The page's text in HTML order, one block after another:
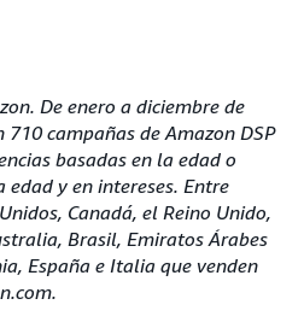
De enero a diciembre de
campañas de Amazon DSP
basadas en la edad o
edad y en intereses. Entre
Canadá, el Reino Unido,
Brasil, Emiratos Árabes
España e Italia que venden